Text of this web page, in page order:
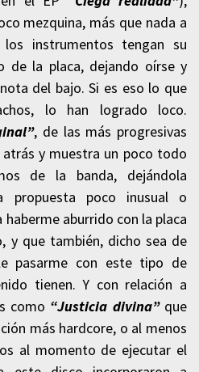
mezquina, más que nada a
instrumentos tengan su
de la placa, dejando oírse y
del bajo. Si es eso lo que
lo han logrado loco.
, de las más progresivas
y muestra un poco todo
de la banda, dejándola
propuesta poco inusual o
aburrido con la placa
y que también, dicho sea de
pasarme con este tipo de
tienen. Y con relación a
como “Justicia divina”que
más hardcore, o al menos
al momento de ejecutar el